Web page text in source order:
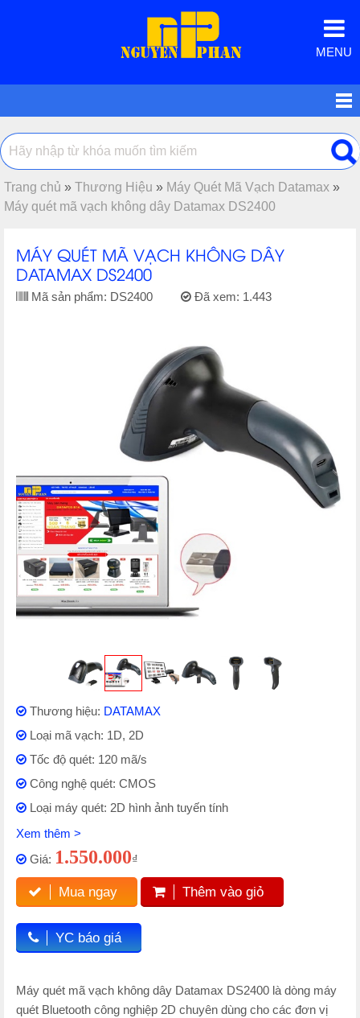
MENU
Trang chủ » Thương Hiệu » Máy Quét Mã Vạch Datamax »
Máy quét mã vạch không dây Datamax DS2400
MÁY QUÉT MÃ VẠCH KHÔNG DÂY
DATAMAX DS2400
Mã sản phẩm: DS2400 Đã xem: 1.443
Thương hiệu: DATAMAX
Loại mã vạch: 1D, 2D
Tốc độ quét: 120 mã/s
Công nghệ quét: CMOS
Loại máy quét: 2D hình ảnh tuyến tính
Xem thêm >
Giá: 1.550.000₫
Mua ngay Thêm vào giỏ
YC báo giá
Máy quét mã vạch không dây Datamax DS2400 là dòng máy
quét Bluetooth công nghiệp 2D chuyên dùng cho các đơn vị